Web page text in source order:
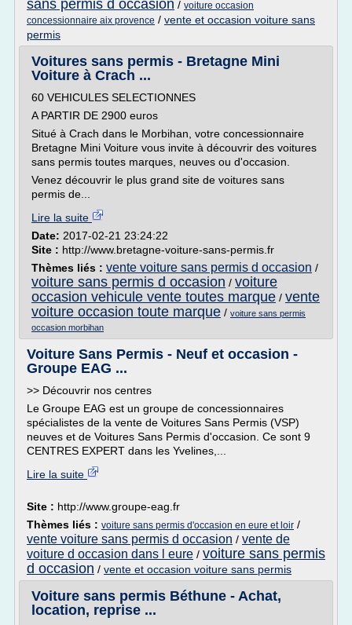
sans permis d occasion / voiture occasion
concessionnaire aix provence / vente et occasion voiture sans
permis
Voitures sans permis - Bretagne Mini
Voiture à Crach ...
60 VEHICULES SELECTIONNES
A PARTIR DE 2900 euros
Situé à Crach dans le Morbihan, votre concessionnaire
Bretagne Mini Voiture vous invite à découvrir des voitures
sans permis toutes marques, neuves ou d'occasion.
Venez découvrir le plus grand site de voitures sans
permis de...
Lire la suite
Date: 2017-02-21 23:24:22
Site : http://www.bretagne-voiture-sans-permis.fr
Thèmes liés : vente voiture sans permis d occasion /
voiture sans permis d occasion / voiture
occasion vehicule vente toutes marque / vente
voiture occasion toute marque / voiture sans permis
occasion morbihan
Voiture Sans Permis - Neuf et occasion -
Groupe EAG ...
>> Découvrir nos centres
Le Groupe EAG est un groupe de concessionnaires
spécialistes de la vente de Voitures Sans Permis (VSP)
neuves et de Voitures Sans Permis d'occasion. Ce sont 9
CENTRES EXPERT dans les Yvelines,...
Lire la suite
Site : http://www.groupe-eag.fr
Thèmes liés : voiture sans permis d'occasion en eure et loir /
vente voiture sans permis d occasion / vente de
voiture d occasion dans l eure / voiture sans permis
d occasion / vente et occasion voiture sans permis
Voiture sans permis Béthune - Achat,
location, reprise ...